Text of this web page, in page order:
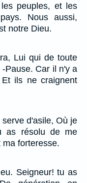
peuples, et les
Nous aussi,
notre Dieu.
Lui qui de toute
Pause. Car il n'y a
ils ne craignent
d'asile, Où je
as résolu de me
forteresse.
Seigneur! tu as